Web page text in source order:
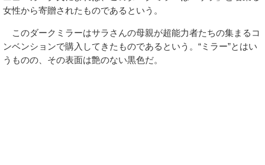
女性から寄贈されたものであるという。
このダークミラーはサラさんの母親が超能力者たちの集まるコ
ンベンションで購入してきたものであるという。“ミラー”とはい
うものの、その表面は艶のない黒色だ。